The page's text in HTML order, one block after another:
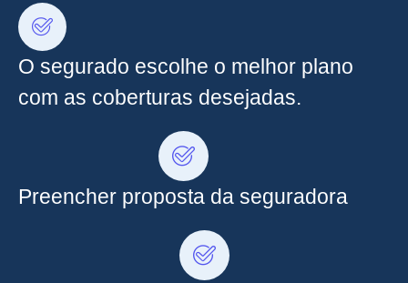
O segurado escolhe o melhor plano
com as coberturas desejadas.
Preencher proposta da seguradora